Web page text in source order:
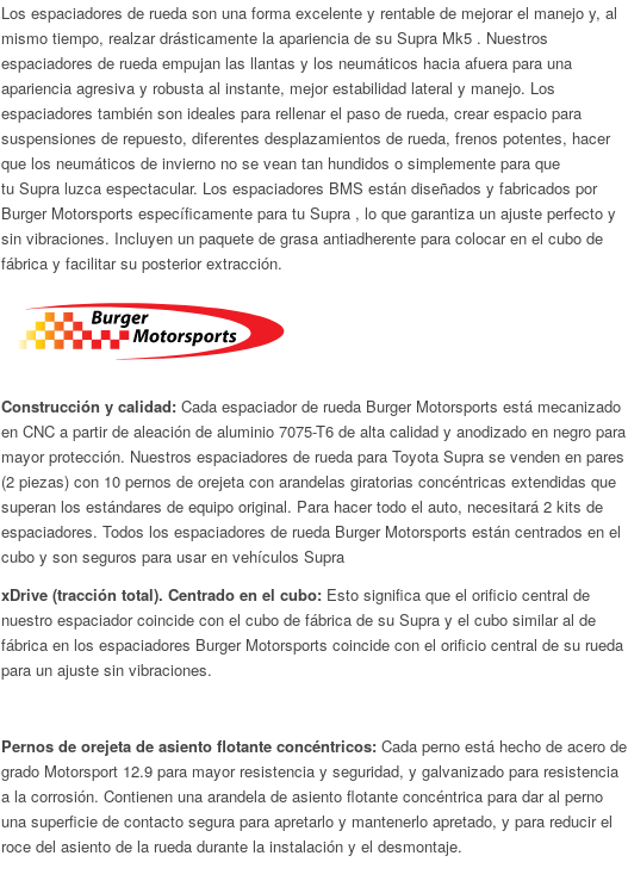
Los espaciadores de rueda son una forma excelente y rentable de mejorar el manejo y, al
mismo tiempo, realzar drásticamente la apariencia de su Supra Mk5 . Nuestros
espaciadores de rueda empujan las llantas y los neumáticos hacia afuera para una
apariencia agresiva y robusta al instante, mejor estabilidad lateral y manejo. Los
espaciadores también son ideales para rellenar el paso de rueda, crear espacio para
suspensiones de repuesto, diferentes desplazamientos de rueda, frenos potentes, hacer
que los neumáticos de invierno no se vean tan hundidos o simplemente para que
tu Supra luzca espectacular. Los espaciadores BMS están diseñados y fabricados por
Burger Motorsports específicamente para tu Supra , lo que garantiza un ajuste perfecto y
sin vibraciones. Incluyen un paquete de grasa antiadherente para colocar en el cubo de
fábrica y facilitar su posterior extracción.
Construcción y calidad:Cada espaciador de rueda Burger Motorsports está mecanizado
en CNC a partir de aleación de aluminio 7075-T6 de alta calidad y anodizado en negro para
mayor protección. Nuestros espaciadores de rueda para Toyota Supra se venden en pares
(2 piezas) con 10 pernos de orejeta con arandelas giratorias concéntricas extendidas que
superan los estándares de equipo original. Para hacer todo el auto, necesitará 2 kits de
espaciadores. Todos los espaciadores de rueda Burger Motorsports están centrados en el
cubo y son seguros para usar en vehículos Supra
xDrive (tracción total). Centrado en el cubo: Esto significa que el orificio central de
nuestro espaciador coincide con el cubo de fábrica de su Supra y el cubo similar al de
fábrica en los espaciadores Burger Motorsports coincide con el orificio central de su rueda
para un ajuste sin vibraciones.
Pernos de orejeta de asiento flotante concéntricos: Cada perno está hecho de acero de
grado Motorsport 12.9 para mayor resistencia y seguridad, y galvanizado para resistencia
a la corrosión. Contienen una arandela de asiento flotante concéntrica para dar al perno
una superficie de contacto segura para apretarlo y mantenerlo apretado, y para reducir el
roce del asiento de la rueda durante la instalación y el desmontaje.